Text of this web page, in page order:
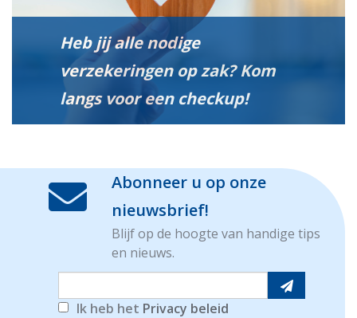
Heb jij alle nodige
verzekeringen op zak? Kom
langs voor een checkup!
Abonneer u op onze
nieuwsbrief!
Blijf op de hoogte van handige tips
en nieuws.
Ik heb het Privacy beleid